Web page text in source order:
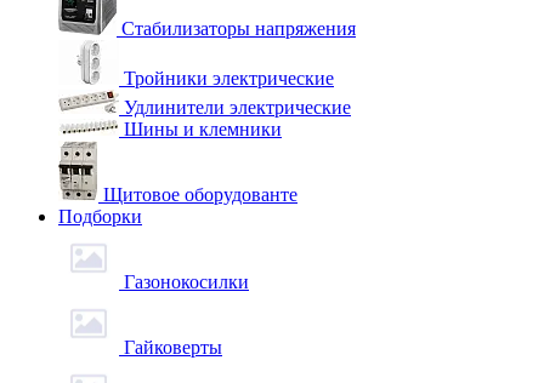
Стабилизаторы напряжения
Тройники электрические
Удлинители электрические
Шины и клемники
Щитовое оборудованте
Подборки
Газонокосилки
Гайковерты